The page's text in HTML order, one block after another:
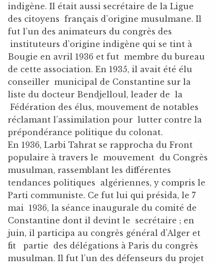
indigène. Il était aussi secrétaire de la Ligue
des citoyens français d’origine musulmane. Il
fut l’un des animateurs du congrès des
instituteurs d’origine indigène qui se tint à
Bougie en avril 1936 et fut membre du bureau
de cette association. En 1935, il avait été élu
conseiller municipal de Constantine sur la
liste du docteur Bendjelloul, leader de la
Fédération des élus, mouvement de notables
réclamant l’assimilation pour lutter contre la
prépondérance politique du colonat.
En 1936, Larbi Tahrat se rapprocha du Front
populaire à travers le mouvement du Congrès
musulman, rassemblant les différentes
tendances politiques algériennes, y compris le
Parti communiste. Ce fut lui qui présida, le 7
mai 1936, la séance inaugurale du comité de
Constantine dont il devint le secrétaire ; en
juin, il participa au congrès général d’Alger et
fit partie des délégations à Paris du congrès
musulman. Il fut l’un des défenseurs du projet